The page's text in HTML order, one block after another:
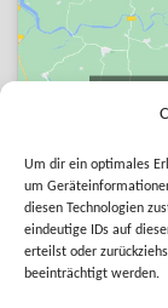
Um dir ein optimales
um
diesen Technologien
eindeutige IDs auf
erteilst oder
beeinträchtigt werden.